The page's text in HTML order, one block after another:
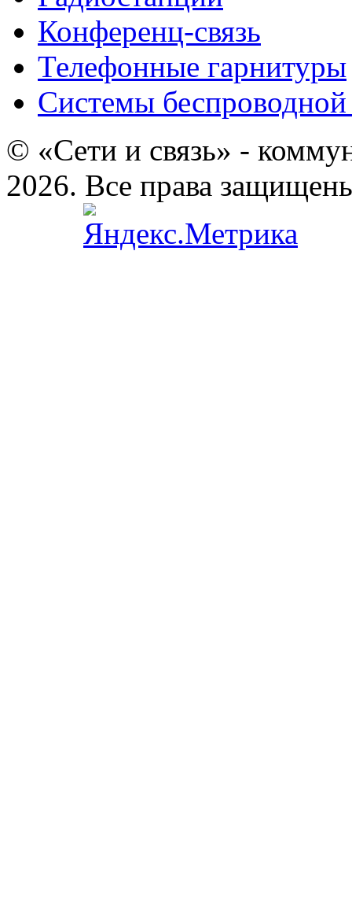
Конференц-связь
Телефонные гарнитуры
Системы беспроводной
© «Сети и связь» -
2026. Все права